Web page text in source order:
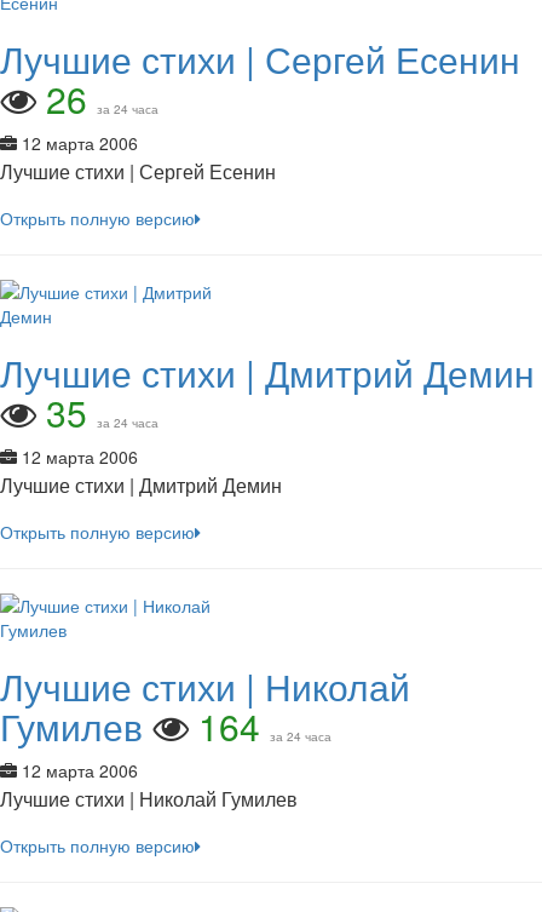
Лучшие стихи | Сергей Есенин
26 за 24 часа
12 марта 2006
Лучшие стихи | Сергей Есенин
Открыть полную версию
Лучшие стихи | Дмитрий Демин
35 за 24 часа
12 марта 2006
Лучшие стихи | Дмитрий Демин
Открыть полную версию
Лучшие стихи | Николай
Гумилев 164 за 24 часа
12 марта 2006
Лучшие стихи | Николай Гумилев
Открыть полную версию